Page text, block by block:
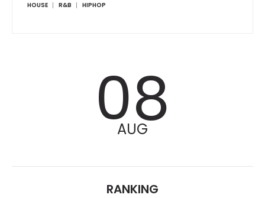
HOUSE
R&B HIPHOP
08
AUG
RANKING